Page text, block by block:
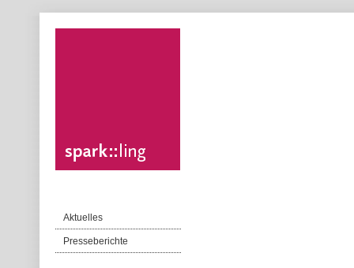
Aktuelles
Presseberichte